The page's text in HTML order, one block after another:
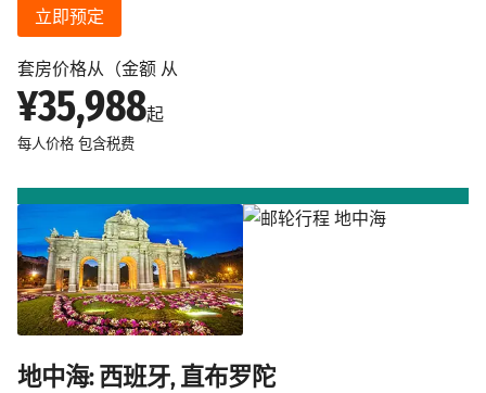
套房价格从（金额 从
¥35,988起
每人价格 包含税费
立即预定
地中海: 西班牙, 直布罗陀